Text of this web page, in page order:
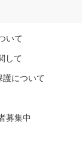
いて
して
護について
募集中